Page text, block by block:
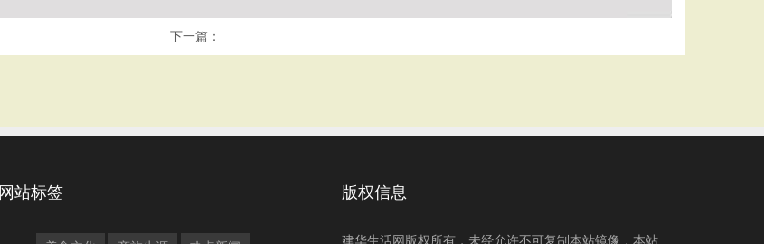
下一篇：
网站标签 版权信息
建华生活网版权所有，未经允许不可复制本站镜像，本站